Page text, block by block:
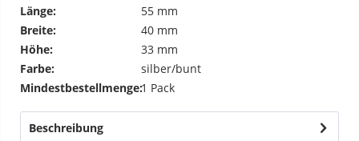
Länge:
55 mm
Breite:
40 mm
Höhe:
33 mm
Farbe:
silber/bunt
Mindestbestellmenge:1 Pack
Beschreibung